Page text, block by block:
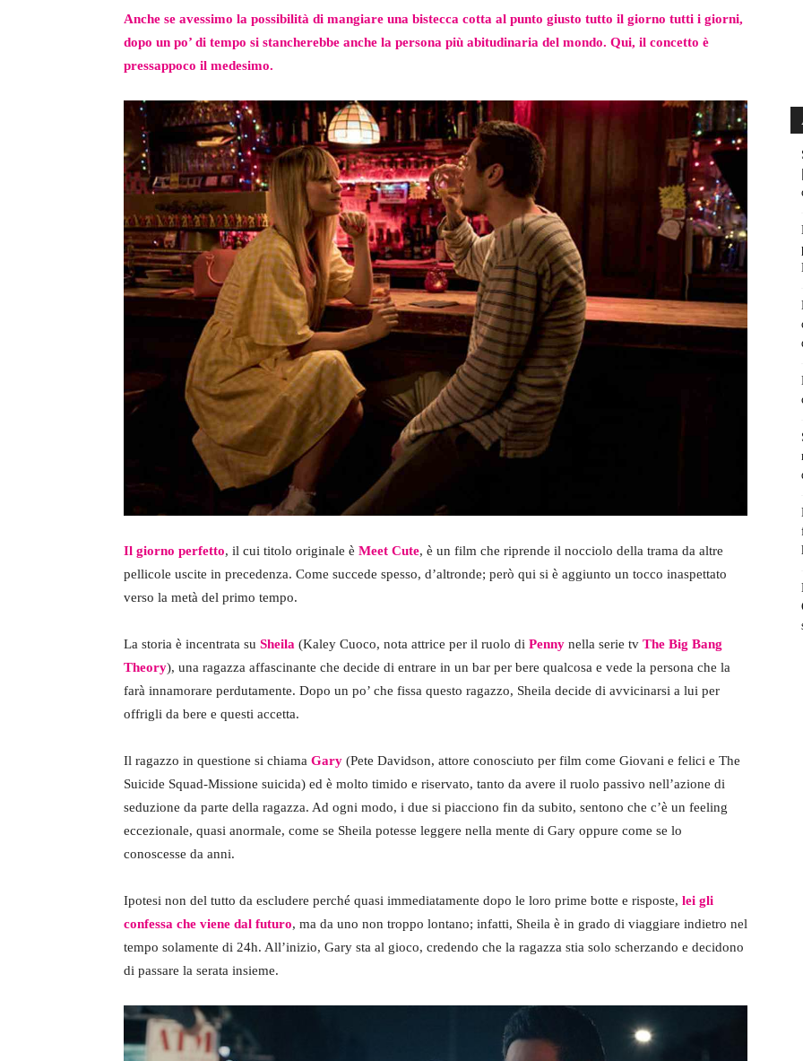
Anche se avessimo la possibilità di mangiare una bistecca cotta al punto giusto tutto il giorno tutti i giorni,
dopo un po’ di tempo si stancherebbe anche la persona più abitudinaria del mondo. Qui, il concetto è
pressappoco il medesimo.
Il giorno perfetto, il cui titolo originale è Meet Cute, è un film che riprende il nocciolo della trama da altre
pellicole uscite in precedenza. Come succede spesso, d’altronde; però qui si è aggiunto un tocco inaspettato
verso la metà del primo tempo.
La storia è incentrata su Sheila (Kaley Cuoco, nota attrice per il ruolo di Penny nella serie tv The Big Bang
Theory), una ragazza affascinante che decide di entrare in un bar per bere qualcosa e vede la persona che la
farà innamorare perdutamente. Dopo un po’ che fissa questo ragazzo, Sheila decide di avvicinarsi a lui per
offrigli da bere e questi accetta.
Il ragazzo in questione si chiama Gary (Pete Davidson, attore conosciuto per film come Giovani e felici e The
Suicide Squad-Missione suicida) ed è molto timido e riservato, tanto da avere il ruolo passivo nell’azione di
seduzione da parte della ragazza. Ad ogni modo, i due si piacciono fin da subito, sentono che c’è un feeling
eccezionale, quasi anormale, come se Sheila potesse leggere nella mente di Gary oppure come se lo
conoscesse da anni.
Ipotesi non del tutto da escludere perché quasi immediatamente dopo le loro prime botte e risposte, lei gli
confessa che viene dal futuro, ma da uno non troppo lontano; infatti, Sheila è in grado di viaggiare indietro nel
tempo solamente di 24h. All’inizio, Gary sta al gioco, credendo che la ragazza stia solo scherzando e decidono
di passare la serata insieme.